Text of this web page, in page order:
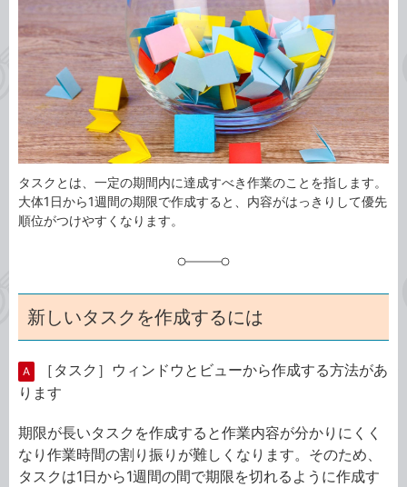
ゴ
リ
グ
タスクとは、一定の期間内に達成すべき作業のことを指します。
大体1日から1週間の期限で作成すると、内容がはっきりして優先
順位がつけやすくなります。
新しいタスクを作成するには
A
［タスク］ウィンドウとビューから作成する方法があ
ります
期限が長いタスクを作成すると作業内容が分かりにくく
なり作業時間の割り振りが難しくなります。そのため、
タスクは1日から1週間の間で期限を切れるように作成す